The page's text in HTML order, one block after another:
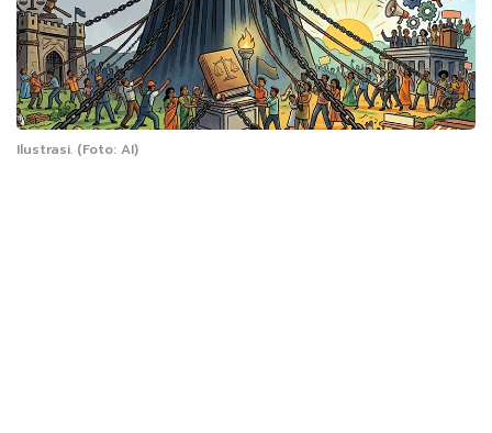
Ilustrasi. (Foto: AI)